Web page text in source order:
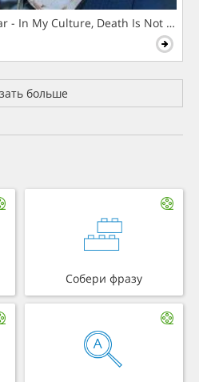
- In My Culture, Death Is Not The
больше
Собери фразу